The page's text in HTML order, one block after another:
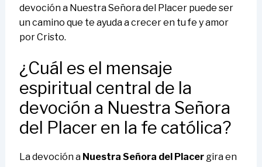
devoción a Nuestra Señora del Placer puede ser
un camino que te ayuda a crecer en tu fe y amor
por Cristo.
¿Cuál es el mensaje
espiritual central de la
devoción a Nuestra Señora
del Placer en la fe católica?
La devoción a Nuestra Señora del Placergira en